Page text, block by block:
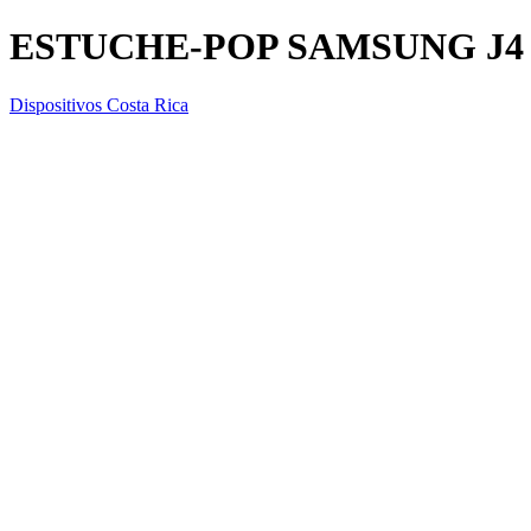
ESTUCHE-POP SAMSUNG
Dispositivos Costa Rica